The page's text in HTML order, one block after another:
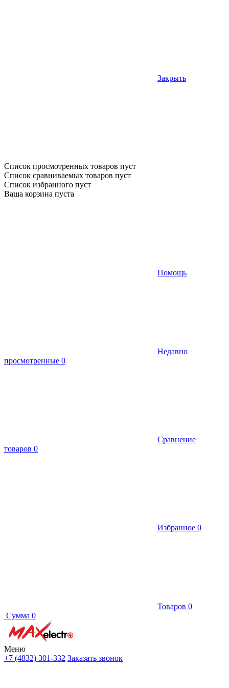
Закрыть
Список просмотренных товаров пуст
Список сравниваемых товаров пуст
Список избранного пуст
Ваша корзина пуста
Помощь
Недавно
просмотренные 0
Сравнение
товаров 0
Избранное 0
Товаров 0
Сумма 0
Меню
+7 (4832) 301-332 Заказать звонок